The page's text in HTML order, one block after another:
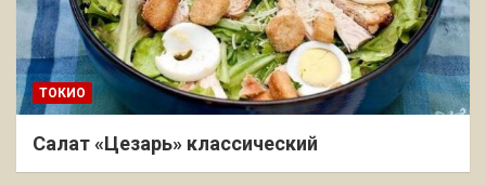
ТОКИО
Салат «Цезарь» классический